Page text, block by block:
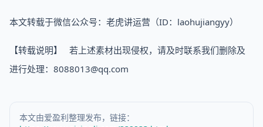
本文转载于微信公众号：老虎讲运营（ID：laohujiangyy）
【转载说明】 若上述素材出现侵权，请及时联系我们删除及
进行处理：8088013@qq.com
本文由爱盈利整理发布，链接：